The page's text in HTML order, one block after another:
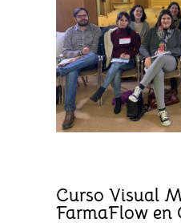
Curso Visual
FarmaFlow en